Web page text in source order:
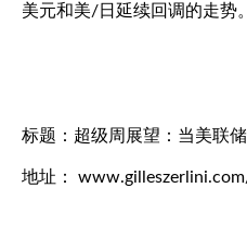
美元和美/日延续回调的走势。
标题：超级周展望：当美联
地址：